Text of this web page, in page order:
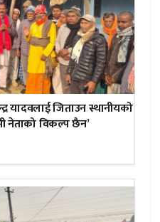
यादवलाई जिताउन स्थानीयको
नेताको विकल्प छैन’